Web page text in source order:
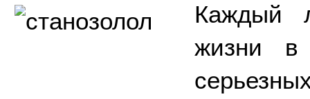
Каждый
жизни в